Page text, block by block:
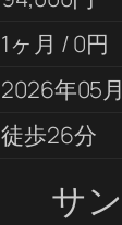
1ヶ月 / 0円
2026年05月
徒歩26分
サ